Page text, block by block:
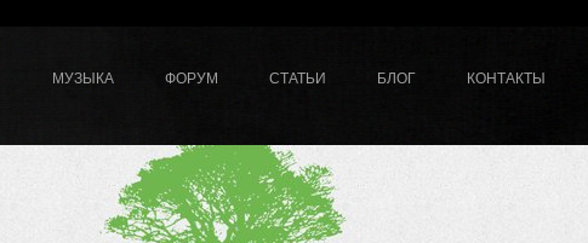
МУЗЫКА ФОРУМ СТАТЬИ БЛОГ КОНТАКТЫ